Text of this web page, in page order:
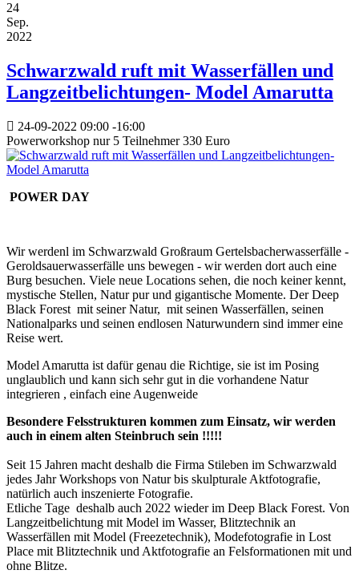
24
Sep.
2022
Schwarzwald ruft mit Wasserfällen und
Langzeitbelichtungen- Model Amarutta
24-09-2022 09:00 -16:00
Powerworkshop nur 5 Teilnehmer 330 Euro
POWER DAY
Wir werdenl im Schwarzwald Großraum Gertelsbacherwasserfälle -
Geroldsauerwasserfälle uns bewegen - wir werden dort auch eine
Burg besuchen. Viele neue Locations sehen, die noch keiner kennt,
mystische Stellen, Natur pur und gigantische Momente. Der Deep
Black Forest mit seiner Natur, mit seinen Wasserfällen, seinen
Nationalparks und seinen endlosen Naturwundern sind immer eine
Reise wert.
Model Amarutta ist dafür genau die Richtige, sie ist im Posing
unglaublich und kann sich sehr gut in die vorhandene Natur
integrieren , einfach eine Augenweide
Besondere Felsstrukturen kommen zum Einsatz, wir werden
auch in einem alten Steinbruch sein !!!!!
Seit 15 Jahren macht deshalb die Firma Stileben im Schwarzwald
jedes Jahr Workshops von Natur bis skulpturale Aktfotografie,
natürlich auch inszenierte Fotografie.
Etliche Tage deshalb auch 2022 wieder im Deep Black Forest. Von
Langzeitbelichtung mit Model im Wasser, Blitztechnik an
Wasserfällen mit Model (Freezetechnik), Modefotografie in Lost
Place mit Blitztechnik und Aktfotografie an Felsformationen mit und
ohne Blitze.